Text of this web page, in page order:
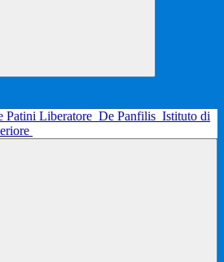
Patini Liberatore De Panfilis Istituto di